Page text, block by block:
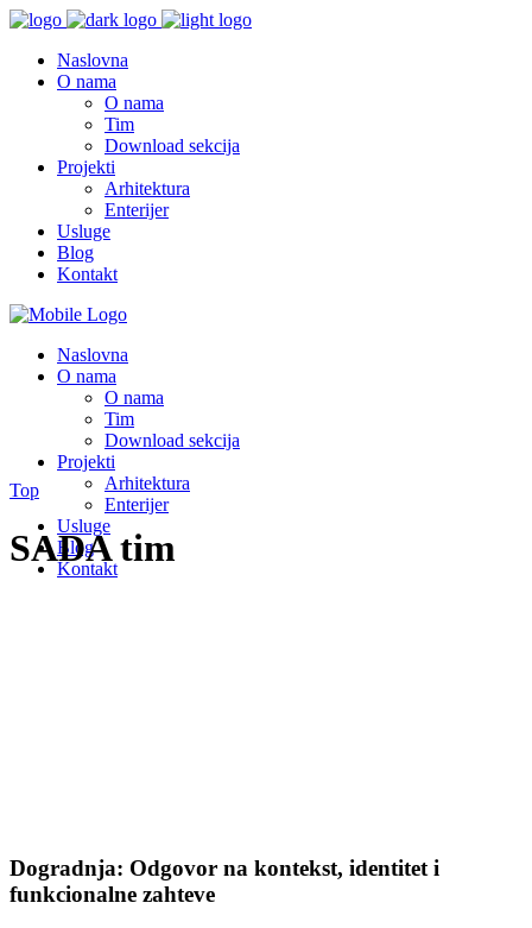
Naslovna
O nama
O nama
Tim
Download sekcija
Projekti
Arhitektura
Enterijer
Usluge
Blog
Kontakt
Naslovna
O nama
O nama
Tim
Download sekcija
Projekti
Arhitektura
Enterijer
Usluge
Blog
Kontakt
Top
SADA tim
Dogradnja: Odgovor na kontekst, identitet i
funkcionalne zahteve